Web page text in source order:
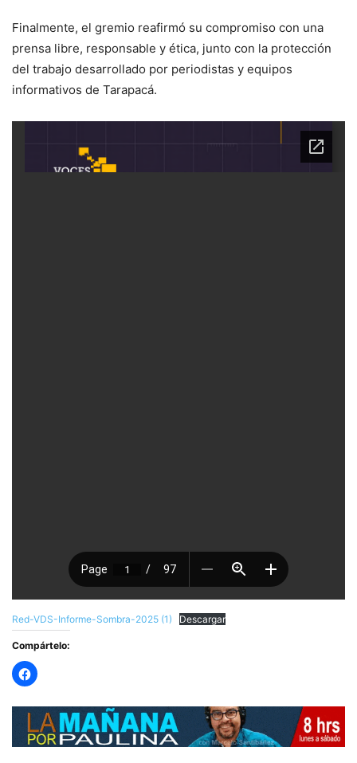
Finalmente, el gremio reafirmó su compromiso con una
prensa libre, responsable y ética, junto con la protección
del trabajo desarrollado por periodistas y equipos
informativos de Tarapacá.
Red-VDS-Informe-Sombra-2025 (1) Descargar
Compártelo: